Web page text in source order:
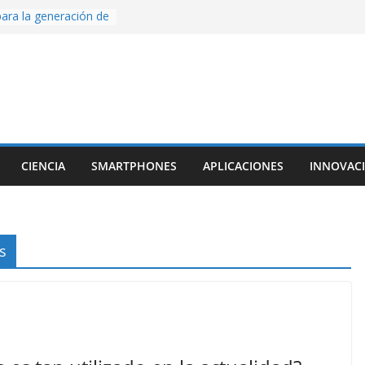
la generación de
con Inteligencia
una app
una
CIENCIA SMARTPHONES APLICACIONES